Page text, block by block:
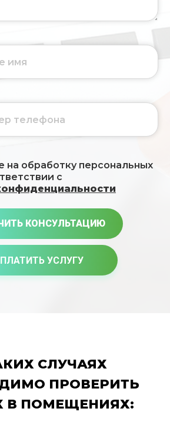
на обработку персональных
с
КОНСУЛЬТАЦИЮ
УСЛУГУ
СЛУЧАЯХ
ПРОВЕРИТЬ
В ПОМЕЩЕНИЯХ: